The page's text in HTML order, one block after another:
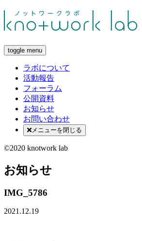
toggle menu
ラボについて
活動報告
フォーラム
公開資料
お知らせ
お問い合わせ
メニューを閉じる
©2020 knotwork lab
お知らせ
IMG_5786
2021.12.19